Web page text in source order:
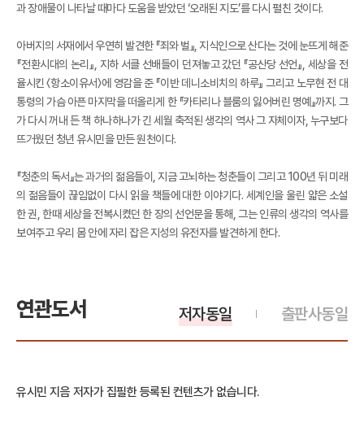
과 장애물이 나타날 때마다 도움을 받았던 ‘오래된 지도’를 다시 펼친 것이다.
아버지의 서재에서 우연히 발견한 『죄와 벌』, 지식인으로 산다는 것에 눈뜨게 해준
『전환시대의 논리』, 지하 서클 선배들이 던져놓고 갔던 『공산당 선언』, 세상을 전
율시킨 〈항소이유서〉에 영감을 준 『이반 데니소비치의 하루』 그리고 노무현 전 대
통령의 가슴 아픈 마지막을 떠올리게 한 『카타리나 블룸의 잃어버린 명예』까지. 그
가 다시 꺼내 든 책 하나하나가 긴 세월 축적된 생각의 역사 그 자체이자, 누구보다
뜨거웠던 청년 유시민을 만든 원천이다.
『청춘의 독서』는 과거의 젊음들이, 지금 고뇌하는 청춘들이 그리고 100년 뒤 미래
의 젊음들이 끊임없이 다시 읽을 책들에 대한 이야기다. 세계인을 울린 얇은 소설
한 권, 한때 세상을 전복시켰던 한 장의 선언문을 통해, 그는 인류의 생각의 역사를
보여주고 우리 몸 안에 자리 잡은 지성의 유전자를 발견하게 한다.
연관도서 출판사동일
저자동일
유시민 지음 저자가 집필한 등록된 컨텐츠가 없습니다.